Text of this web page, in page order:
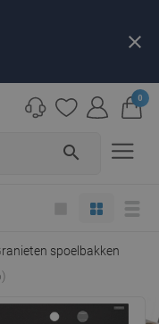
close
search
0
spoelbakken